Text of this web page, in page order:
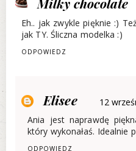
Eh.. jak zwykle pięknie :)
jak TY. Śliczna modelka :)
ODPOWIEDZ
Elisee
12
Ania jest naprawdę
który wykonałaś. Idealnie
ODPOWIEDZ